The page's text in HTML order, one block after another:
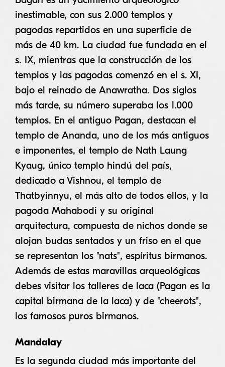
inestimable, con sus 2.000 templos y
pagodas repartidos en una superficie de
más de 40 km. La ciudad fue fundada en el
s. IX, mientras que la construcción de los
templos y las pagodas comenzó en el s. XI,
bajo el reinado de Anawratha. Dos siglos
más tarde, su número superaba los 1.000
templos. En el antiguo Pagan, destacan el
templo de Ananda, uno de los más antiguos
e imponentes, el templo de Nath Laung
Kyaug, único templo hindú del país,
dedicado a Vishnou, el templo de
Thatbyinnyu, el más alto de todos ellos, y la
pagoda Mahabodi y su original
arquitectura, compuesta de nichos donde se
alojan budas sentados y un friso en el que
se representan los "nats", espíritus birmanos.
Además de estas maravillas arqueológicas
debes visitar los talleres de laca (Pagan es la
capital birmana de la laca) y de "cheerots",
los famosos puros birmanos.
Mandalay
Es la segunda ciudad más importante del